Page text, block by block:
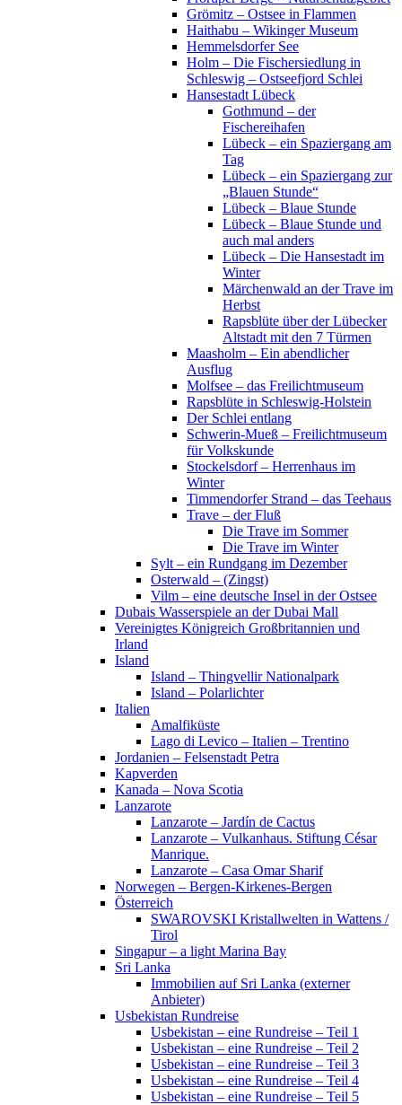
Grömitz – Ostsee in Flammen
Haithabu – Wikinger Museum
Hemmelsdorfer See
Holm – Die Fischersiedlung in
Schleswig – Ostseefjord Schlei
Hansestadt Lübeck
Gothmund – der
Fischereihafen
Lübeck – ein Spaziergang am
Tag
Lübeck – ein Spaziergang zur
„Blauen Stunde“
Lübeck – Blaue Stunde
Lübeck – Blaue Stunde und
auch mal anders
Lübeck – Die Hansestadt im
Winter
Märchenwald an der Trave im
Herbst
Rapsblüte über der Lübecker
Altstadt mit den 7 Türmen
Maasholm – Ein abendlicher
Ausflug
Molfsee – das Freilichtmuseum
Rapsblüte in Schleswig-Holstein
Der Schlei entlang
Schwerin-Mueß – Freilichtmuseum
für Volkskunde
Stockelsdorf – Herrenhaus im
Winter
Timmendorfer Strand – das Teehaus
Trave – der Fluß
Die Trave im Sommer
Die Trave im Winter
Sylt – ein Rundgang im Dezember
Osterwald – (Zingst)
Vilm – eine deutsche Insel in der Ostsee
Dubais Wasserspiele an der Dubai Mall
Vereinigtes Königreich Großbritannien und
Irland
Island
Island – Thingvellir Nationalpark
Island – Polarlichter
Italien
Amalfiküste
Lago di Levico – Italien – Trentino
Jordanien – Felsenstadt Petra
Kapverden
Kanada – Nova Scotia
Lanzarote
Lanzarote – Jardín de Cactus
Lanzarote – Vulkanhaus. Stiftung César
Manrique.
Lanzarote – Casa Omar Sharif
Norwegen – Bergen-Kirkenes-Bergen
Österreich
SWAROVSKI Kristallwelten in Wattens /
Tirol
Singapur – a light Marina Bay
Sri Lanka
Immobilien auf Sri Lanka (externer
Anbieter)
Usbekistan Rundreise
Usbekistan – eine Rundreise – Teil 1
Usbekistan – eine Rundreise – Teil 2
Usbekistan – eine Rundreise – Teil 3
Usbekistan – eine Rundreise – Teil 4
Usbekistan – eine Rundreise – Teil 5